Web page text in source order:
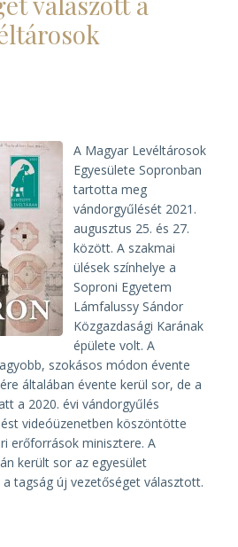
A Magyar Levéltárosok
Egyesülete Sopronban
tartotta meg
vándorgyűlését 2021.
augusztus 25. és 27.
között. A szakmai
ülések színhelye a
Soproni Egyetem
Lámfalussy Sándor
Közgazdasági Karának
épülete volt. A
szokásos módon évente
általában évente kerül sor, de a
a 2020. évi vándorgyűlés
videóüzenetben köszöntötte
erőforrások minisztere. A
került sor az egyesület
tagság új vezetőséget választott.